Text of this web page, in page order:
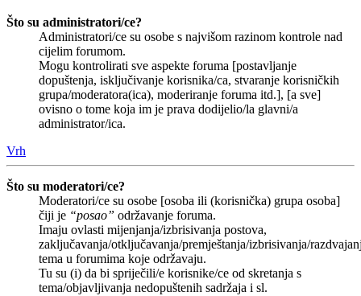
Što su administratori/ce?
Administratori/ce su osobe s najvišom razinom kontrole nad
cijelim forumom.
Mogu kontrolirati sve aspekte foruma [postavljanje
dopuštenja, isključivanje korisnika/ca, stvaranje korisničkih
grupa/moderatora(ica), moderiranje foruma itd.], [a sve]
ovisno o tome koja im je prava dodijelio/la glavni/a
administrator/ica.
Vrh
Što su moderatori/ce?
Moderatori/ce su osobe [osoba ili (korisnička) grupa osoba]
čiji je “posao” održavanje foruma.
Imaju ovlasti mijenjanja/izbrisivanja postova,
zaključavanja/otključavanja/premještanja/izbrisivanja/
tema u forumima koje održavaju.
Tu su (i) da bi spriječili/e korisnike/ce od skretanja s
tema/objavljivanja nedopuštenih sadržaja i sl.